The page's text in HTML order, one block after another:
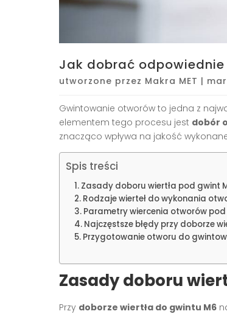
Jak dobrać
utworzone przez Makra MET |
Gwintowanie otworów to jedna z
elementem tego procesu jest dobór
znacząco wpływa na jakość
Spis treści
Zasady doboru wiertła pod gwint
Rodzaje wierteł do wykonania
Parametry wiercenia otworów
Najczęstsze błędy przy doborze
Przygotowanie otworu do
Zasady doboru
Przy doborze wiertła do gwintu M6